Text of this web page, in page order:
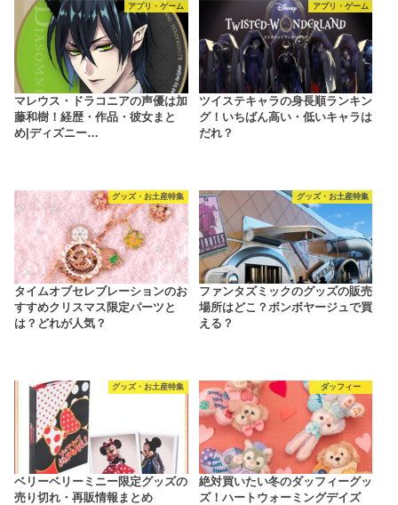
アプリ・ゲーム
マレウス・ドラコニアの声優は加
藤和樹！経歴・作品・彼女まと
め|ディズニー…
アプリ・ゲーム
ツイステキャラの身長順ランキン
グ！いちばん高い・低いキャラは
だれ？
グッズ・お土産特集
タイムオブセレブレーションのお
すすめクリスマス限定パーツと
は？どれが人気？
グッズ・お土産特集
ファンタズミックのグッズの販売
場所はどこ？ボンボヤージュで買
える？
グッズ・お土産特集
ベリーベリーミニー限定グッズの
売り切れ・再販情報まとめ
ダッフィー
絶対買いたい冬のダッフィーグッ
ズ！ハートウォーミングデイズ